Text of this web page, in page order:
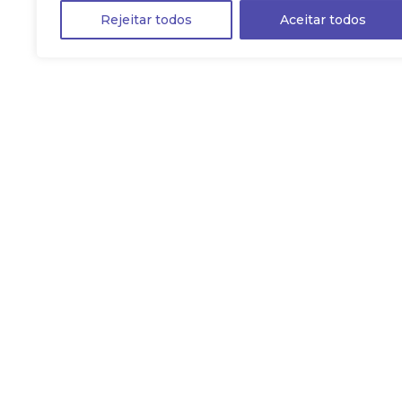
Rejeitar todos Aceitar todos